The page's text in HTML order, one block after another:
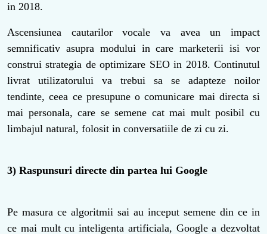
in 2018.
Ascensiunea cautarilor vocale va avea un impact
semnificativ asupra modului in care marketerii isi vor
construi strategia de optimizare SEO in 2018. Continutul
livrat utilizatorului va trebui sa se adapteze noilor
tendinte, ceea ce presupune o comunicare mai directa si
mai personala, care se semene cat mai mult posibil cu
limbajul natural, folosit in conversatiile de zi cu zi.
3) Raspunsuri directe din partea lui Google
Pe masura ce algoritmii sai au inceput semene din ce in
ce mai mult cu inteligenta artificiala, Google a dezvoltat